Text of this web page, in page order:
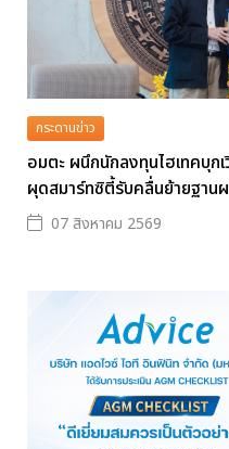
กระดานข่าว
อมตะ ผนึกนักลงทุนไฮเทคบุก
ผุดสมาร์ทซิตี้รับคลื่นย้ายฐาน
07 สิงหาคม 2569